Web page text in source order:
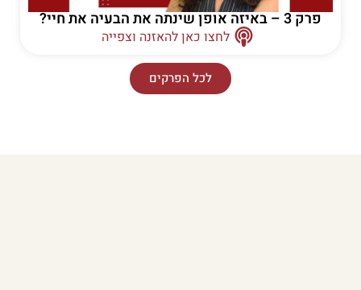
פרק 3 – באיזה אופן שינתה את הבעיה את חיי?
לחצו כאן להאזנה וצפייה
לכל הפרקים